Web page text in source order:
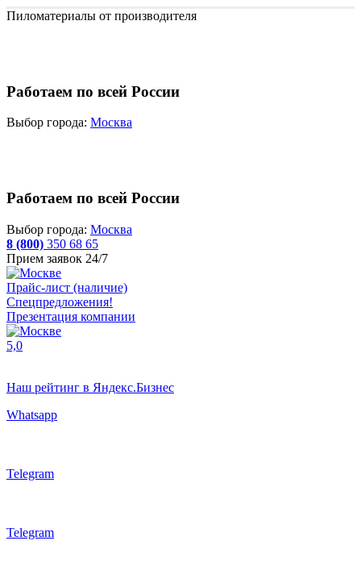
Пиломатериалы от производителя
Работаем по всей России
Выбор города: Москва
Работаем по всей России
Выбор города: Москва
8 (800) 350 68 65
Прием заявок 24/7
Прайс-лист (наличие)
Спецпредложения!
Презентация компании
5,0
Наш рейтинг в Яндекс.Бизнес
Whatsapp
Telegram
Telegram